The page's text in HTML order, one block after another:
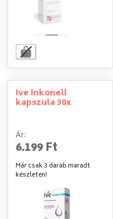
Ive Inkonell
kapszula 30x
Ár:
6.199 Ft
Már csak 3 darab maradt
készleten!